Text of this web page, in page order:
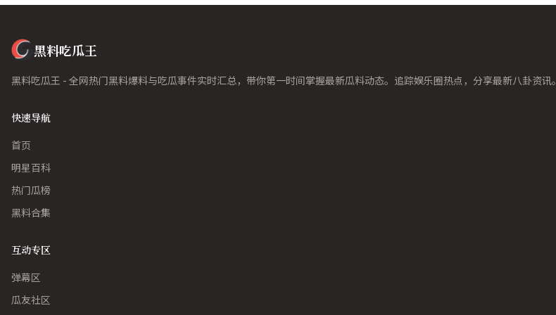
黑料吃瓜王
黑料吃瓜王 - 全网热门黑料爆料与吃瓜事件实时汇总，带你第一时间掌握最新瓜料动态。追踪娱乐圈热点，分享最新八卦资讯。
快速导航
首页
明星百科
热门瓜榜
黑料合集
互动专区
弹幕区
瓜友社区